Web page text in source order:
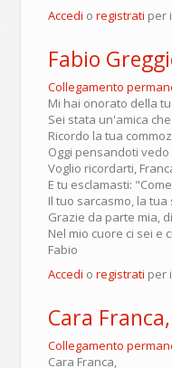
Accedi o registrati per
Fabio
Collegamento
Mi hai onorato della
Sei stata un'amica
Ricordo la tua
Oggi pensandoti
Voglio ricordarti,
E tu esclamasti:
Il tuo sarcasmo, la
Grazie da parte mia,
Nel mio cuore ci sei e
Fabio
Accedi o registrati per
Cara
Collegamento
Cara Franca,